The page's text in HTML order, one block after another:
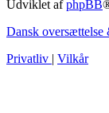
Udviklet afphpBB
Dansk
Privatliv | Vilkår